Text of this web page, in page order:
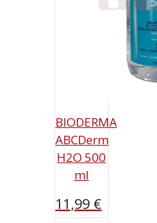
BIODERMA
ABCDerm
H2O 500
ml
11,99 €